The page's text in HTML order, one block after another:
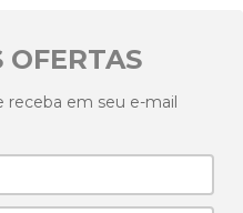
OFERTAS
receba em seu e-mail